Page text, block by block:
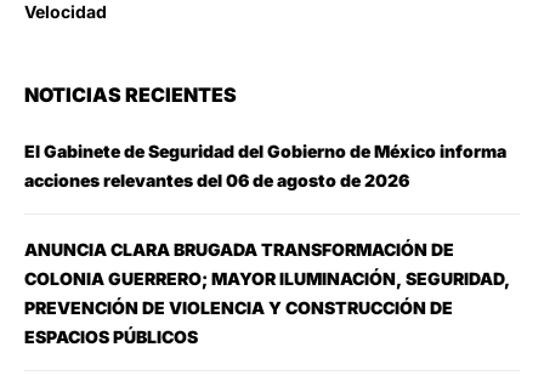
Velocidad
NOTICIAS RECIENTES
El Gabinete de Seguridad del Gobierno de México informa
acciones relevantes del 06 de agosto de 2026
ANUNCIA CLARA BRUGADA TRANSFORMACIÓN DE
COLONIA GUERRERO; MAYOR ILUMINACIÓN, SEGURIDAD,
PREVENCIÓN DE VIOLENCIA Y CONSTRUCCIÓN DE
ESPACIOS PÚBLICOS